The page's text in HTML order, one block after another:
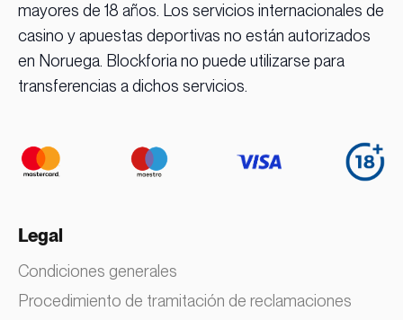
mayores de 18 años. Los servicios internacionales de
casino y apuestas deportivas no están autorizados
en Noruega. Blockforia no puede utilizarse para
transferencias a dichos servicios.
Legal
Condiciones generales
Procedimiento de tramitación de reclamaciones